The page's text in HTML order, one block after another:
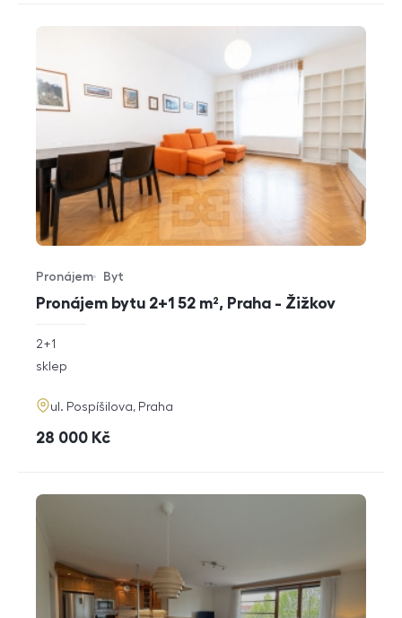
Pronájem bytu 2+1 52 m², Praha - Žižkov
Typ nabídky
Pronájem
Typ nemovitosti
Byt
rozměry
2+1
funkce
sklep
adresa
ul. Pospíšilova, Praha
cena
28 000 Kč